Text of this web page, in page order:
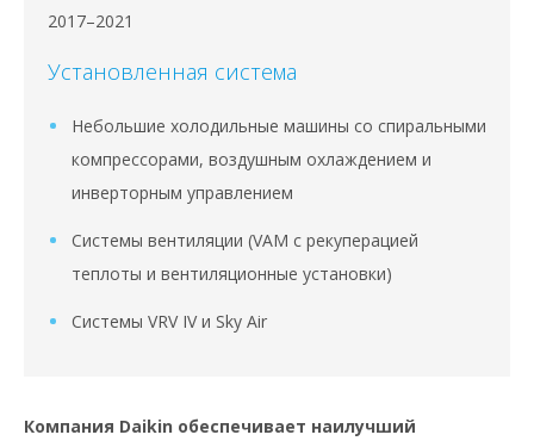
2017–2021
Установленная система
Небольшие холодильные машины со спиральными
компрессорами, воздушным охлаждением и
инверторным управлением
Системы вентиляции (VAM с рекуперацией
теплоты и вентиляционные установки)
Системы VRV IV и Sky Air
Компания Daikin обеспечивает наилучший